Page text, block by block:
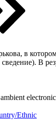
в
В
ambient electronic
Ethnic